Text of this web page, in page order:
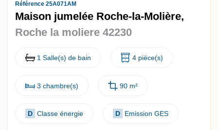
Référence 25A071AM
Maison jumelée Roche-la-Molière,
Roche la moliere 42230
1 Salle(s) de bain 4 pièce(s)
3 chambre(s) 90 m²
D Classe énergie D Emission GES